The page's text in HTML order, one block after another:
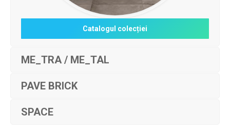
Catalogul colecției
ME_TRA / ME_TAL
PAVE BRICK
SPACE